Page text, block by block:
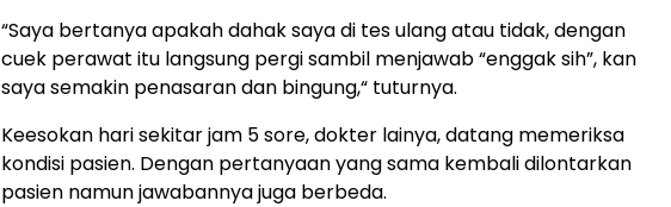
“Saya bertanya apakah dahak saya di tes ulang atau tidak, dengan
cuek perawat itu langsung pergi sambil menjawab “enggak sih”, kan
saya semakin penasaran dan bingung,“ tuturnya.
Keesokan hari sekitar jam 5 sore, dokter lainya, datang memeriksa
kondisi pasien. Dengan pertanyaan yang sama kembali dilontarkan
pasien namun jawabannya juga berbeda.